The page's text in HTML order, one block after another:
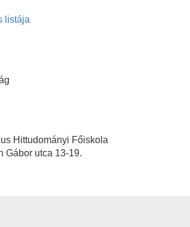
listája
Hittudományi Főiskola
Gábor utca 13-19.